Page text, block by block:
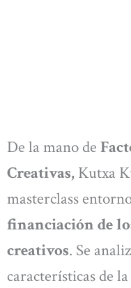
De la mano de
Creativas, Kutxa
masterclass
financiación de
creativos. Se
características de